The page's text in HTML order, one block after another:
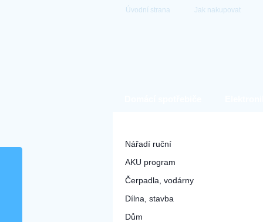
Úvodní strana Jak nakupovat
Nářadí ruční
AKU program
Čerpadla, vodárny
Dílna, stavba
Dům